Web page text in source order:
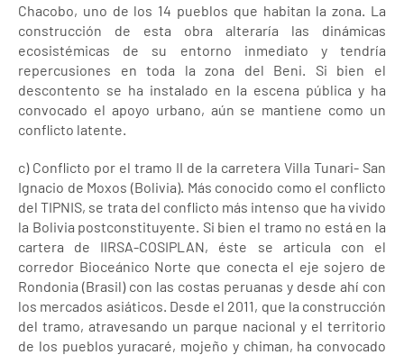
Chacobo, uno de los 14 pueblos que habitan la zona. La
construcción de esta obra alteraría las dinámicas
ecosistémicas de su entorno inmediato y tendría
repercusiones en toda la zona del Beni. Si bien el
descontento se ha instalado en la escena pública y ha
convocado el apoyo urbano, aún se mantiene como un
conflicto latente.
c) Conflicto por el tramo II de la carretera Villa Tunari- San
Ignacio de Moxos (Bolivia). Más conocido como el conflicto
del TIPNIS, se trata del conflicto más intenso que ha vivido
la Bolivia postconstituyente. Si bien el tramo no está en la
cartera de IIRSA-COSIPLAN, éste se articula con el
corredor Bioceánico Norte que conecta el eje sojero de
Rondonia (Brasil) con las costas peruanas y desde ahí con
los mercados asiáticos. Desde el 2011, que la construcción
del tramo, atravesando un parque nacional y el territorio
de los pueblos yuracaré, mojeño y chiman, ha convocado